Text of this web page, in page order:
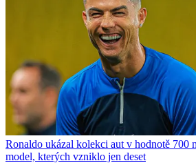
Ronaldo ukázal kolekci aut v hodnotě 700
model, kterých vzniklo jen deset